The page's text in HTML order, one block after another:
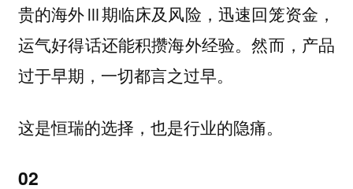
贵的海外Ⅲ期临床及风险，迅速回笼资金，
运气好得话还能积攒海外经验。然而，产品
过于早期，一切都言之过早。
这是恒瑞的选择，也是行业的隐痛。
02